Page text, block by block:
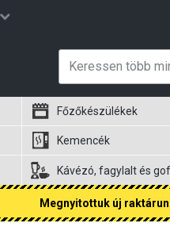
Főzőkészülékek
Kemencék
Kávézó, fagylalt és
Megnyitottuk új